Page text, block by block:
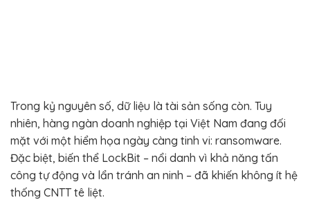
Trong kỷ nguyên số, dữ liệu là tài sản sống còn. Tuy
nhiên, hàng ngàn doanh nghiệp tại Việt Nam đang đối
mặt với một hiểm họa ngày càng tinh vi: ransomware.
Đặc biệt, biến thể LockBit – nổi danh vì khả năng tấn
công tự động và lẩn tránh an ninh – đã khiến không ít hệ
thống CNTT tê liệt.